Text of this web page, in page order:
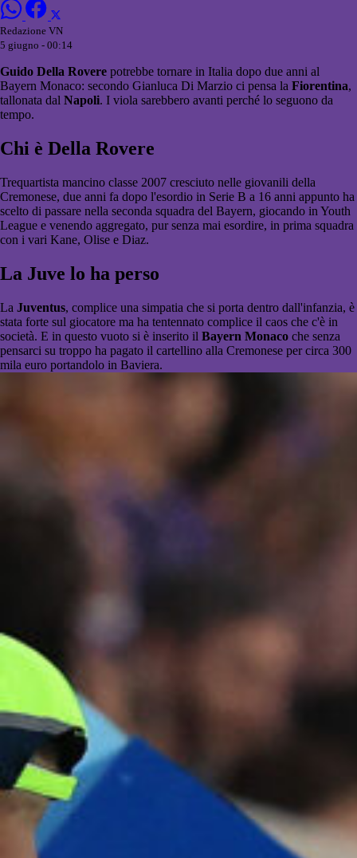
Redazione VN
5 giugno - 00:14
Guido Della Rovere potrebbe tornare in Italia dopo due anni al
Bayern Monaco: secondo Gianluca Di Marzio ci pensa la Fiorentina,
tallonata dal Napoli. I viola sarebbero avanti perché lo seguono da
tempo.
Chi è Della Rovere
Trequartista mancino classe 2007 cresciuto nelle giovanili della
Cremonese, due anni fa dopo l'esordio in Serie B a 16 anni appunto ha
scelto di passare nella seconda squadra del Bayern, giocando in Youth
League e venendo aggregato, pur senza mai esordire, in prima squadra
con i vari Kane, Olise e Diaz.
La Juve lo ha perso
La Juventus, complice una simpatia che si porta dentro dall'infanzia, è
stata forte sul giocatore ma ha tentennato complice il caos che c'è in
società. E in questo vuoto si è inserito il Bayern Monaco che senza
pensarci su troppo ha pagato il cartellino alla Cremonese per circa 300
mila euro portandolo in Baviera.